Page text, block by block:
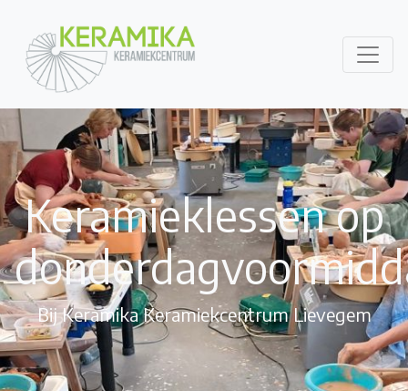
Keramieklessen op
Bij Keramika Keramiekcentrum Lievegem